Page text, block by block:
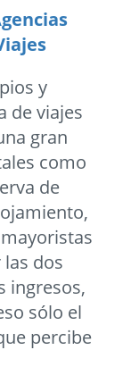
y
de viajes
gran
como
de
dos
ingresos,
sólo el
percibe